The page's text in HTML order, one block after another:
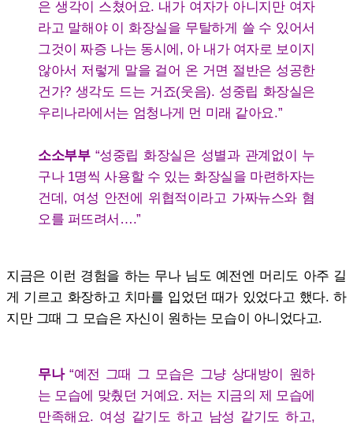
은 생각이 스쳤어요. 내가 여자가 아니지만 여자
라고 말해야 이 화장실을 무탈하게 쓸 수 있어서
그것이 짜증 나는 동시에, 아 내가 여자로 보이지
않아서 저렇게 말을 걸어 온 거면 절반은 성공한
건가? 생각도 드는 거죠(웃음). 성중립 화장실은
우리나라에서는 엄청나게 먼 미래 같아요.”
소소부부“성중립 화장실은 성별과 관계없이 누
구나 1명씩 사용할 수 있는 화장실을 마련하자는
건데, 여성 안전에 위협적이라고 가짜뉴스와 혐
오를 퍼뜨려서….”
지금은 이런 경험을 하는 무나 님도 예전엔 머리도 아주 길
게 기르고 화장하고 치마를 입었던 때가 있었다고 했다. 하
지만 그때 그 모습은 자신이 원하는 모습이 아니었다고.
무나“예전 그때 그 모습은 그냥 상대방이 원하
는 모습에 맞췄던 거예요. 저는 지금의 제 모습에
만족해요. 여성 같기도 하고 남성 같기도 하고,